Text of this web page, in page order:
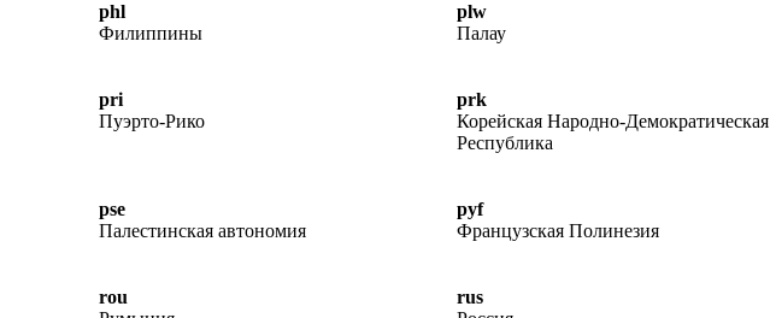
phl
Филиппины
plw
Палау
pri
Пуэрто-Рико
prk
Корейская Народно-Демократическая
Республика
pse
Палестинская автономия
pyf
Французская Полинезия
rou
rus